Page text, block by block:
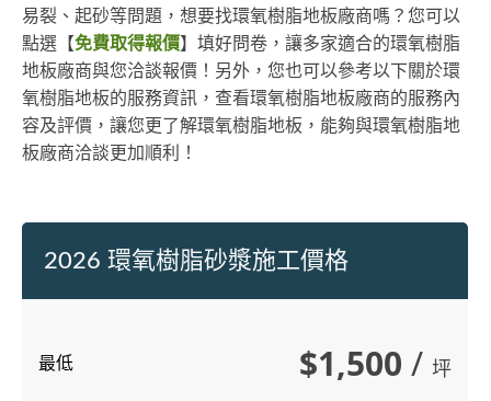
易裂、起砂等問題，想要找環氧樹脂地板廠商嗎？​​您可以
點選【免費取得報價】填好問卷，讓多家適合的環氧樹脂
地板廠商與您洽談報價！另外，您也可以參考以下關於環
氧樹脂地板的服務資訊，查看環氧樹脂地板廠商的服務內
容及評價，讓您更了解環氧樹脂地板，能夠與環氧樹脂地
板廠商洽談更加順利！
2026 環氧樹脂砂漿施工價格
最低 $1,500 / 坪